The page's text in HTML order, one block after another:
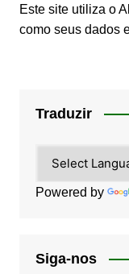
Este site utiliza o
como seus dados
Traduzir
Powered by
Siga-nos